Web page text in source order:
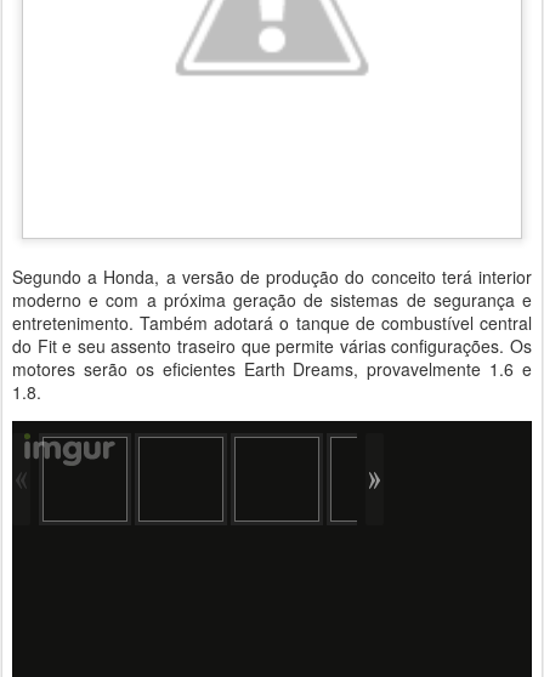
Segundo a Honda, a versão de produção do conceito terá interior
moderno e com a próxima geração de sistemas de segurança e
entretenimento. Também adotará o tanque de combustível central
do Fit e seu assento traseiro que permite várias configurações. Os
motores serão os eficientes Earth Dreams, provavelmente 1.6 e
1.8.